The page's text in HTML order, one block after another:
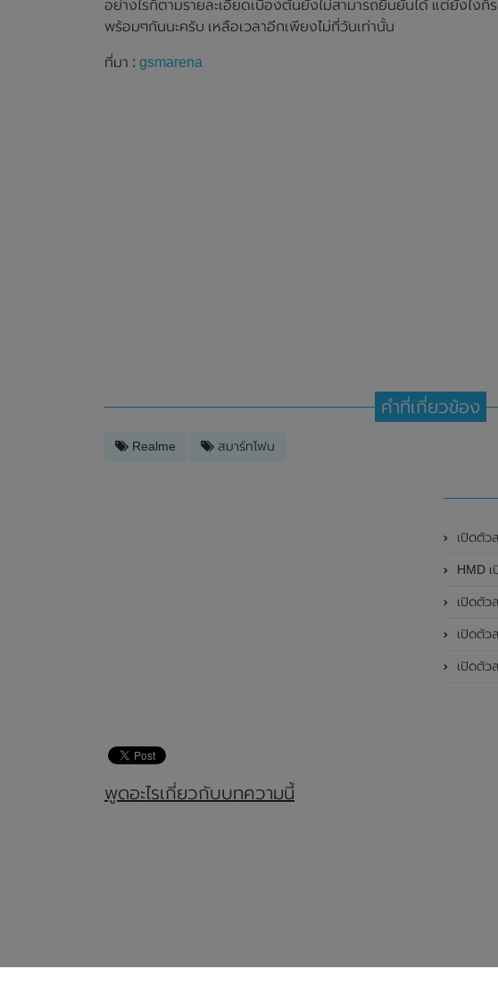
อย่างไรก็ตามรายละเอียดเบื้องต้นยังไม่สามารถยืนยันได้ แต่ยังไงก็
พร้อมๆกันนะครับ เหลือเวลาอีกเพียงไม่กี่วันเท่านั้น
ที่มา : gsmarena
คำที่เกี่ยวข้อง
Realme สมาร์ทโฟน
เปิดตัวสมาร์ทโฟน
HMD เปิดตั
เปิดตัวสม
เปิดตัวสมาร์ท
เปิดตัวสมา
พูดอะไรเกี่ยวกับบทความนี้